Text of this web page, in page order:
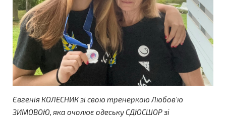
Євгенія КОЛЕСНИК зі свою тренеркою Любов'ю
ЗИМОВОЮ, яка очолює одеську СДЮСШОР зі